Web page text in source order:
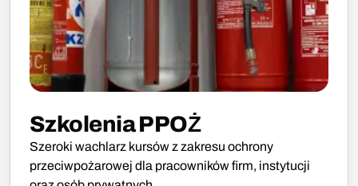
Szkolenia PPOŻ
Szeroki wachlarz kursów z zakresu ochrony
przeciwpożarowej dla pracowników firm, instytucji